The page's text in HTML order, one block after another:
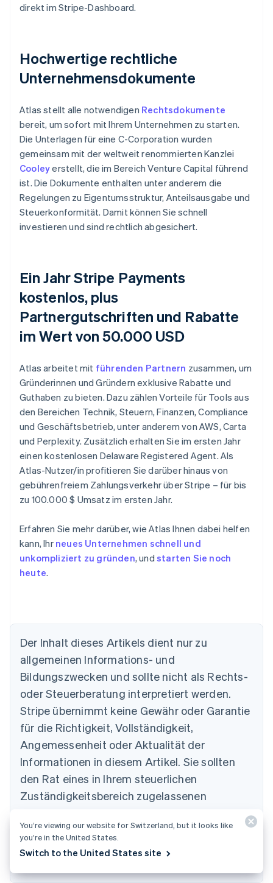
direkt im Stripe-Dashboard.
Hochwertige rechtliche
Unternehmensdokumente
Atlas stellt alle notwendigen Rechtsdokumente
bereit, um sofort mit Ihrem Unternehmen zu starten.
Die Unterlagen für eine C-Corporation wurden
gemeinsam mit der weltweit renommierten Kanzlei
Cooleyerstellt, die im Bereich Venture Capital führend
ist. Die Dokumente enthalten unter anderem die
Regelungen zu Eigentumsstruktur, Anteilsausgabe und
Steuerkonformität. Damit können Sie schnell
investieren und sind rechtlich abgesichert.
Ein Jahr Stripe Payments
kostenlos, plus
Partnergutschriften und Rabatte
im Wert von 50.000 USD
Atlas arbeitet mit führenden Partnern zusammen, um
Gründerinnen und Gründern exklusive Rabatte und
Guthaben zu bieten. Dazu zählen Vorteile für Tools aus
den Bereichen Technik, Steuern, Finanzen, Compliance
und Geschäftsbetrieb, unter anderem von AWS, Carta
und Perplexity. Zusätzlich erhalten Sie im ersten Jahr
einen kostenlosen Delaware Registered Agent. Als
Atlas-Nutzer/in profitieren Sie darüber hinaus von
gebührenfreiem Zahlungsverkehr über Stripe – für bis
zu 100.000 $ Umsatz im ersten Jahr.
Erfahren Sie mehr darüber, wie Atlas Ihnen dabei helfen
kann, Ihr neues Unternehmen schnell und
unkompliziert zu gründen, undstarten Sie noch
heute.
Der Inhalt dieses Artikels dient nur zu
allgemeinen Informations- und
Bildungszwecken und sollte nicht als Rechts-
oder Steuerberatung interpretiert werden.
Stripe übernimmt keine Gewähr oder Garantie
für die Richtigkeit, Vollständigkeit,
Angemessenheit oder Aktualität der
Informationen in diesem Artikel. Sie sollten
den Rat eines in Ihrem steuerlichen
Zuständigkeitsbereich zugelassenen
kompetenten Rechtsbeistands oder von einer
Steuerberatungsstelle einholen und sich
hinsichtlich Ihrer speziellen Situation beraten
Australien
English
Belgien
Nederlands Français DeutschEnglish
Brasilien
PortuguêsEnglish
English
Dänemark
English
Deutschland
Deutsch English
English
Festlandchina
Finnland
EnglishSvenska
You’re viewing our website for Switzerland, but it looks like
you’re in the United States.
Switch to the United States site